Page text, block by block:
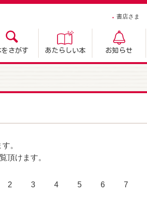
書店さま
をさがす あたらしい本 お知らせ
。
頂けます。
2 3 4 5 6 7